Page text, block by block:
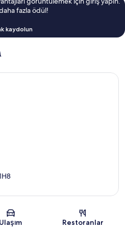
fazla ödül!
kaydolun
Harita
Ulaşım Restoranlar